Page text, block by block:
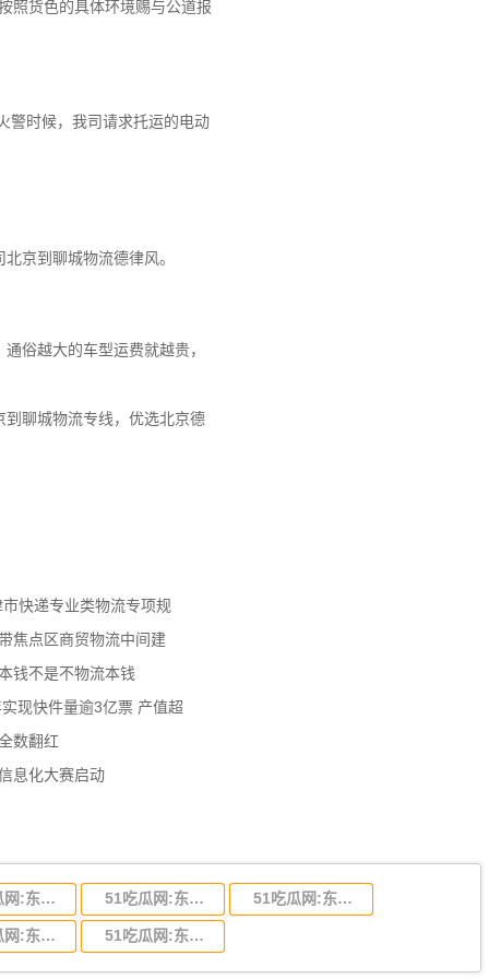
照货色的具体环境赐与公道报
警时候，我司请求托运的电动
京到聊城物流德律风。
俗越大的车型运费就越贵，
聊城物流专线，优选北京德
快递专业类物流专项规
焦点区商贸物流中间建
钱不是不物流本钱
现快件量逾3亿票 产值超
数翻红
息化大赛启动
51吃瓜网:东莞到陕西省物流运输,东莞到陕西省物流公司 51吃瓜网:东莞到贵州省物流运输,东莞到贵州省物流公司 51吃瓜网:东莞到四川省物流专线,东莞到四川省物流公司
51吃瓜网:东莞到福建省物流运输,东莞到福建省物流公司 51吃瓜网:东莞到广西物流专线,东莞到广西物流公司